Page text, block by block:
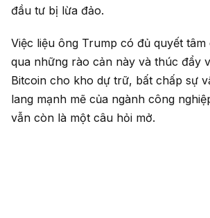
đầu tư bị lừa đảo.
Việc liệu ông Trump có đủ quyết
qua những rào cản này và thúc đẩy
Bitcoin cho kho dự trữ, bất chấp sự
lang mạnh mẽ của ngành công
vẫn còn là một câu hỏi mở.